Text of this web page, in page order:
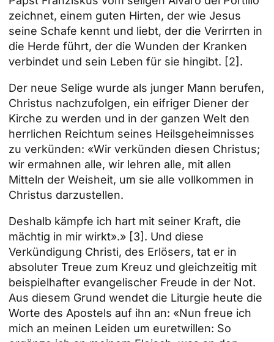
zeichnet, einem guten Hirten, der wie Jesus
seine Schafe kennt und liebt, der die Verirrten in
die Herde führt, der die Wunden der Kranken
verbindet und sein Leben für sie hingibt. [2] .
Der neue Selige wurde als junger Mann berufen,
Christus nachzufolgen, ein eifriger Diener der
Kirche zu werden und in der ganzen Welt den
herrlichen Reichtum seines Heilsgeheimnisses
zu verkünden: «Wir verkünden diesen Christus;
wir ermahnen alle, wir lehren alle, mit allen
Mitteln der Weisheit, um sie alle vollkommen in
Christus darzustellen.
Deshalb kämpfe ich hart mit seiner Kraft, die
mächtig in mir wirkt».» [3] . Und diese
Verkündigung Christi, des Erlösers, tat er in
absoluter Treue zum Kreuz und gleichzeitig mit
beispielhafter evangelischer Freude in der Not.
Aus diesem Grund wendet die Liturgie heute die
Worte des Apostels auf ihn an: «Nun freue ich
mich an meinen Leiden um euretwillen: So